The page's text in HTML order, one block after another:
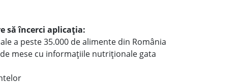
să încerci aplicația:
a peste 35.000 de alimente din România
mese cu informațiile nutriționale gata